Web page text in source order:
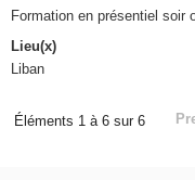
Formation en présentiel soir
Lieu(x)
Liban
Éléments 1 à 6 sur 6